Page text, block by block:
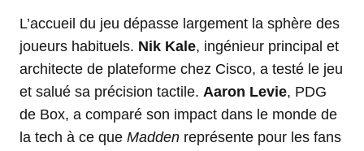
L’accueil du jeu dépasse largement la sphère des
joueurs habituels. Nik Kale, ingénieur principal et
architecte de plateforme chez Cisco, a testé le jeu
et salué sa précision tactile. Aaron Levie, PDG
de Box, a comparé son impact dans le monde de
la tech à ce que Madden représente pour les fans